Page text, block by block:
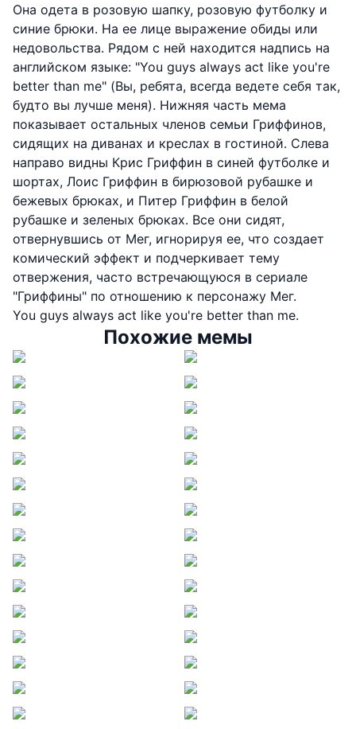
Она одета в розовую шапку, розовую футболку и
синие брюки. На ее лице выражение обиды или
недовольства. Рядом с ней находится надпись на
английском языке: "You guys always act like you're
better than me" (Вы, ребята, всегда ведете себя так,
будто вы лучше меня). Нижняя часть мема
показывает остальных членов семьи Гриффинов,
сидящих на диванах и креслах в гостиной. Слева
направо видны Крис Гриффин в синей футболке и
шортах, Лоис Гриффин в бирюзовой рубашке и
бежевых брюках, и Питер Гриффин в белой
рубашке и зеленых брюках. Все они сидят,
отвернувшись от Мег, игнорируя ее, что создает
комический эффект и подчеркивает тему
отвержения, часто встречающуюся в сериале
"Гриффины" по отношению к персонажу Мег.
You guys always act like you're better than me.
Похожие мемы